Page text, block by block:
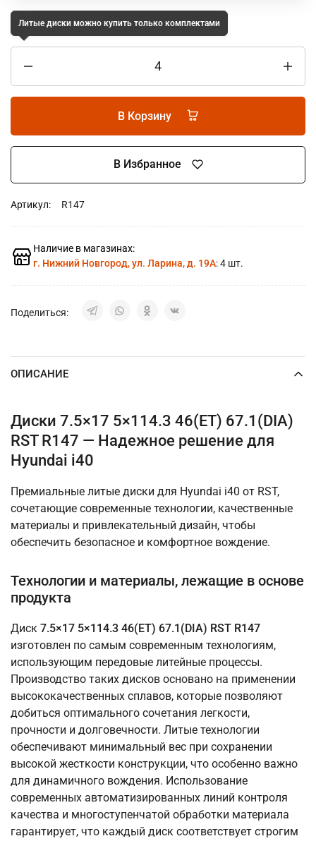
Литые диски можно купить только комплектами
В Корзину
В Избранное
Артикул: R147
Наличие в магазинах:
г. Нижний Новгород, ул. Ларина, д. 19А: 4 шт.
Поделиться:
ОПИСАНИЕ
Диски 7.5×17 5×114.3 46(ET) 67.1(DIA)
RST R147 — Надежное решение для
Hyundai i40
Премиальные литые диски для Hyundai i40 от RST,
сочетающие современные технологии, качественные
материалы и привлекательный дизайн, чтобы
обеспечить безопасное и комфортное вождение.
Технологии и материалы, лежащие в основе
продукта
Диск 7.5×17 5×114.3 46(ET) 67.1(DIA) RST R147
изготовлен по самым современным технологиям,
использующим передовые литейные процессы.
Производство таких дисков основано на применении
высококачественных сплавов, которые позволяют
добиться оптимального сочетания легкости,
прочности и долговечности. Литые технологии
обеспечивают минимальный вес при сохранении
высокой жесткости конструкции, что особенно важно
для динамичного вождения. Использование
современных автоматизированных линий контроля
качества и многоступенчатой обработки материала
гарантирует, что каждый диск соответствует строгим